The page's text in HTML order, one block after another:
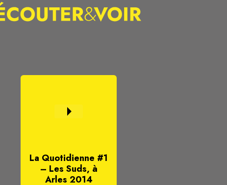
La Quotidienne #1
– Les Suds, à
Arles 2014